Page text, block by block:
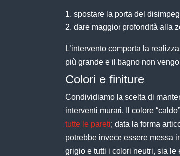
spostare la porta del
dare maggior profondità alla
L’intervento comporta la
più grande e il bagno non
Colori e finiture
Condividiamo la scelta di
interventi murari. Il colore
tutte le pareti; data la forma
potrebbe invece essere messa
grigio e tutti i colori neutri, sia le